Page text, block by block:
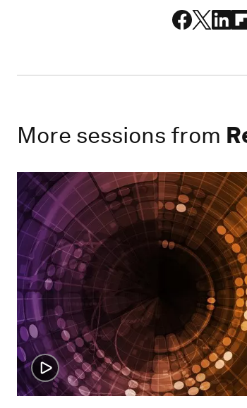
More sessions from